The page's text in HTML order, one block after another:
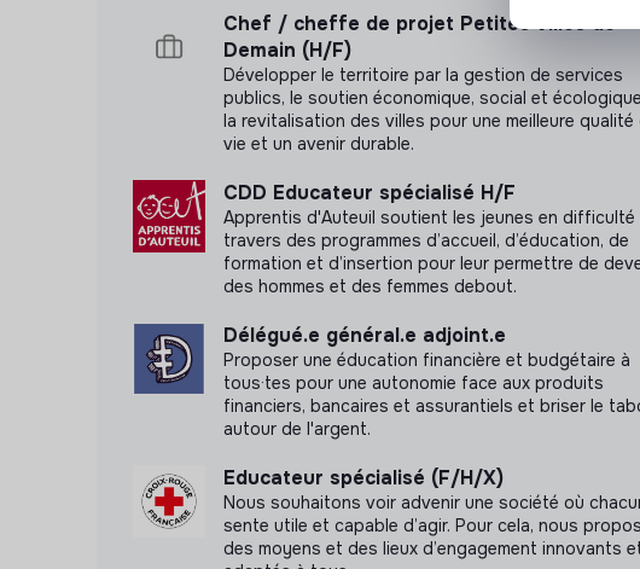
Chef / cheffe de projet Petites Villes de
Demain (H/F)
Développer le territoire par la gestion de services
publics, le soutien économique, social et
la revitalisation des villes pour une meilleure qualité
vie et un avenir durable.
CDD Educateur spécialisé H/F
Apprentis d'Auteuil soutient les jeunes en difficulté
travers des programmes d’accueil, d’éducation, de
formation et d’insertion pour leur permettre de
des hommes et des femmes debout.
Délégué.e général.e adjoint.e
Proposer une éducation financière et budgétaire à
tous·tes pour une autonomie face aux produits
financiers, bancaires et assurantiels et briser le
autour de l'argent.
Educateur spécialisé (F/H/X)
Nous souhaitons voir advenir une société où
sente utile et capable d’agir. Pour cela, nous
des moyens et des lieux d’engagement innovants